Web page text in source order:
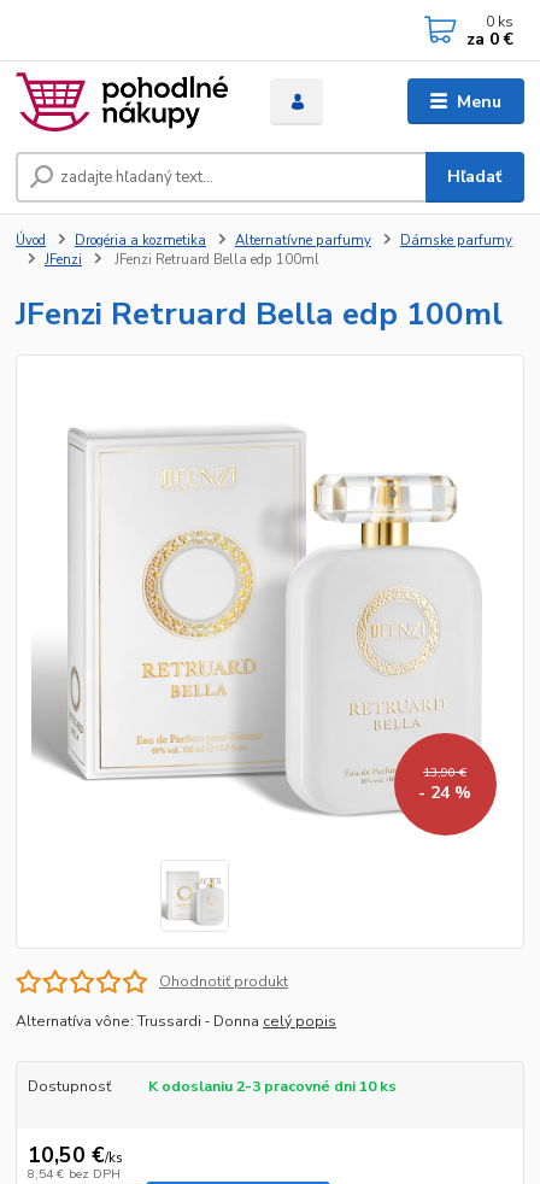
Menu
Hľadať
0 ks
za 0 €
Úvod Drogéria a kozmetika Alternatívne parfumy
Dámske parfumy
JFenzi
JFenzi Retruard Bella edp 100ml
JFenzi Retruard Bella edp 100ml
13,90 €
- 24 %
Ohodnotiť produkt
Alternatíva vône: Trussardi ‐ Donna celý popis
Dostupnosť K odoslaniu 2-3 pracovné dni 10 ks
10,50 €/ks
8,54 € bez DPH